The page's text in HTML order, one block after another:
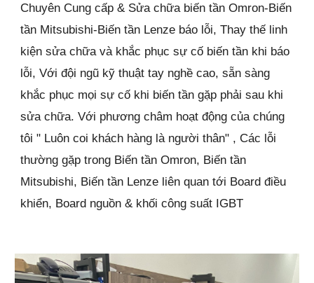
Chuyên Cung cấp & Sửa chữa biến tần Omron-Biến
tần Mitsubishi-Biến tần Lenze báo lỗi, Thay thế linh
kiện sửa chữa và khắc phục sự cố biến tần khi báo
lỗi, Với đội ngũ kỹ thuật tay nghề cao, sẵn sàng
khắc phục mọi sự cố khi biến tần gặp phải sau khi
sửa chữa. Với phương châm hoạt động của chúng
tôi " Luôn coi khách hàng là người thân" , Các lỗi
thường gặp trong Biến tần Omron, Biến tần
Mitsubishi, Biến tần Lenze liên quan tới Board điều
khiển, Board nguồn & khối công suất IGBT